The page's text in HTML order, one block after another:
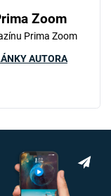
Zoom
Prima Zoom
AUTORA